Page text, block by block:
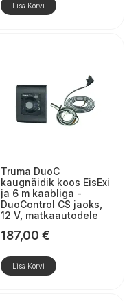
Lisa Korvi
Truma DuoC
kaugnäidik koos EisExi
ja 6 m kaabliga -
DuoControl CS jaoks,
12 V, matkaautodele
187,00 €
Lisa Korvi